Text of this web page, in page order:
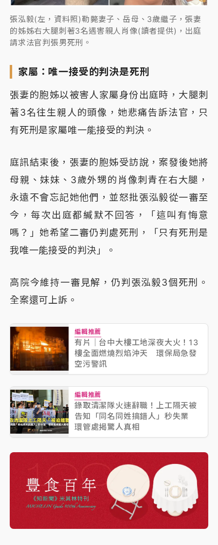
張泓毅(左，資料照)勒斃妻子、岳母、3歲繼子，張妻
的姊姊右大腿刺著3名遇害親人肖像(讀者提供)，出庭
請求法官判張男死刑。
家屬：唯一接受的判決是死刑
張妻的胞姊以被害人家屬身份出庭時，大腿刺
著3名往生親人的頭像，她悲痛告訴法官，只
有死刑是家屬唯一能接受的判決。
庭訊結束後，張妻的胞姊受訪說，案發後她將
母親、妹妹、3歲外甥的肖像刺青在右大腿，
永遠不會忘記她他們，並怒批張泓毅從一審至
今，每次出庭都緘默不回答，「這叫有悔意
嗎？」她希望二審仍判處死刑，「只有死刑是
我唯一能接受的判決」。
高院今維持一審見解，仍判張泓毅3個死刑。
全案還可上訴。
編輯推薦
有片｜台中大樓工地深夜大火！13
樓全面燃燒烈焰沖天 環保局急發
空污警訊
編輯推薦
錄取清潔隊火速辭職！上工隔天被
告知「同名同姓搞錯人」秒失業
環管處揭驚人真相